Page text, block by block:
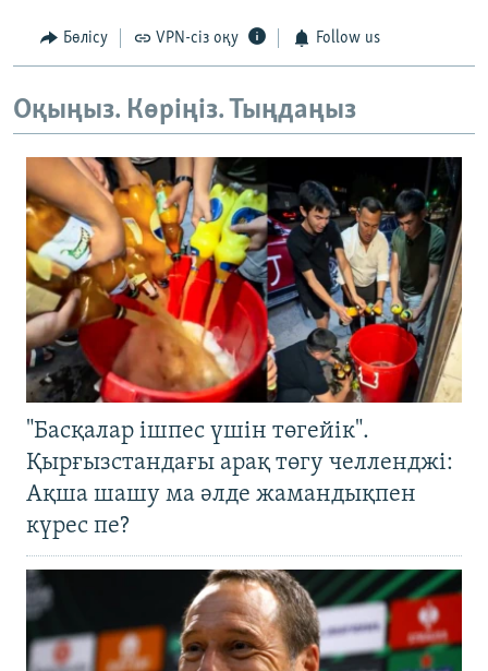
Бөлісу VPN-сіз оқу Follow us
Оқыңыз. Көріңіз. Тыңдаңыз
"Басқалар ішпес үшін төгейік".
Қырғызстандағы арақ төгу челленджі:
Ақша шашу ма әлде жамандықпен
күрес пе?